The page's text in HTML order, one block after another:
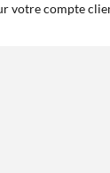
votre compte